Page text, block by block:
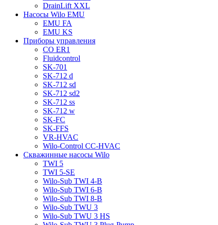
DrainLift XXL
Насосы Wilo EMU
EMU FA
EMU KS
Приборы управления
CO ER1
Fluidcontrol
SK-701
SK-712 d
SK-712 sd
SK-712 sd2
SK-712 ss
SK-712 w
SK-FC
SK-FFS
VR-HVAC
Wilo-Control CC-HVAC
Скважинные насосы Wilo
TWI 5
TWI 5-SE
Wilo-Sub TWI 4-B
Wilo-Sub TWI 6-B
Wilo-Sub TWI 8-B
Wilo-Sub TWU 3
Wilo-Sub TWU 3 HS